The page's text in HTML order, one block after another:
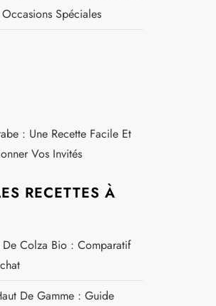
Spéciales
: Une Recette Facile Et
Vos Invités
RECETTES À
De Colza Bio : Comparatif
De Gamme : Guide